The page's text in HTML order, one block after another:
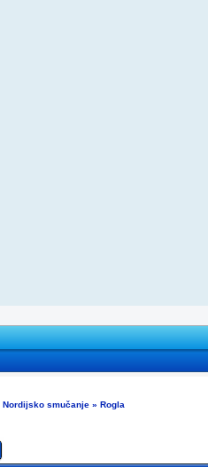
Nordijsko smučanje » Rogla